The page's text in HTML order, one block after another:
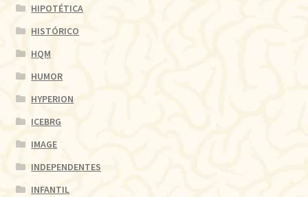
HIPOTÉTICA
HISTÓRICO
HQM
HUMOR
HYPERION
ICEBRG
IMAGE
INDEPENDENTES
INFANTIL